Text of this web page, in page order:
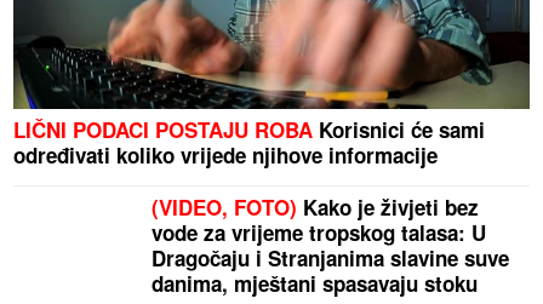
LIČNI PODACI POSTAJU ROBA Korisnici će sami
određivati koliko vrijede njihove informacije
(VIDEO, FOTO) Kako je živjeti bez
vode za vrijeme tropskog talasa: U
Dragočaju i Stranjanima slavine suve
danima, mještani spasavaju stoku